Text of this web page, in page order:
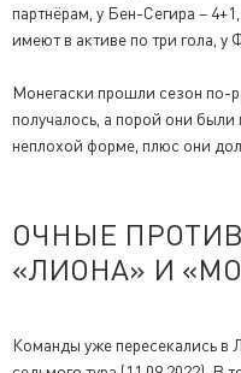
партнёрам, у Бен-Сегира –
имеют в активе по три гола, у
Монегаски прошли сезон по-
получалось, а порой они
неплохой форме, плюс они
ОЧНЫЕ
«ЛИОНА» И
Команды уже пересекались в